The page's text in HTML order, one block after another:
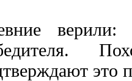
верили:
это